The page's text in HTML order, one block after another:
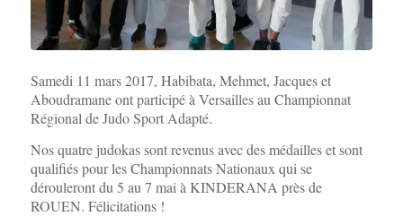
Samedi 11 mars 2017, Habibata, Mehmet, Jacques et
Aboudramane ont participé à Versailles au Championnat
Régional de Judo Sport Adapté.
Nos quatre judokas sont revenus avec des médailles et sont
qualifiés pour les Championnats Nationaux qui se
dérouleront du 5 au 7 mai à KINDERANA près de
ROUEN. Félicitations !